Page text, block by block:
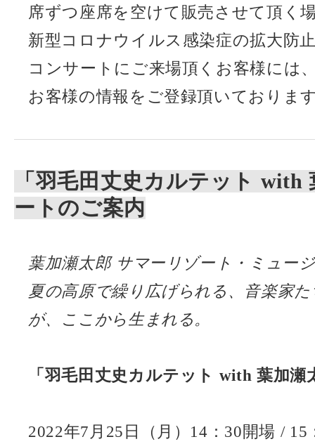
席ずつ座席を空けて販売させて頂く
新型コロナウイルス感染症の拡大防
コンサートにご来場頂くお客様には
お客様の情報をご登録頂いておりま
「羽毛田丈史カルテット with
ートのご案内
葉加瀬太郎 サマーリゾート・ミュー
夏の高原で繰り広げられる、音楽家
が、ここから生まれる。
「羽毛田丈史カルテット with 葉加
2022年7月25日（月）14：30開場 / 15